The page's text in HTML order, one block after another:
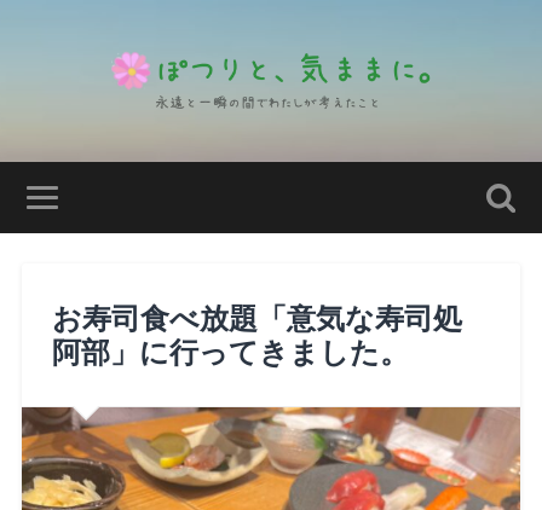
お寿司食べ放題「意気な寿司処
阿部」に行ってきました。